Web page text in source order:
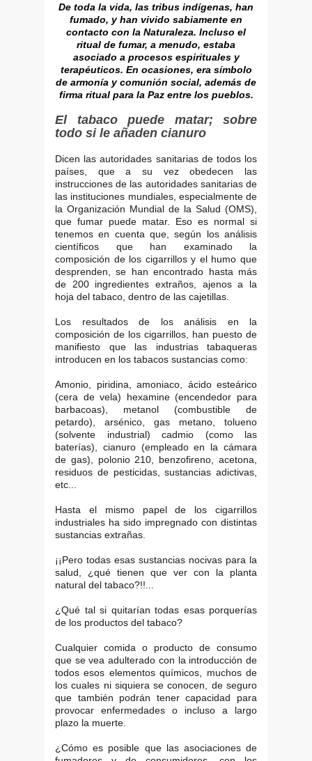
De toda la vida, las tribus indígenas, han
fumado, y han vivido sabiamente en
contacto con la Naturaleza. Incluso el
ritual de fumar, a menudo, estaba
asociado a procesos espirituales y
terapéuticos. En ocasiones, era símbolo
de armonía y comunión social, además de
firma ritual para la Paz entre los pueblos.
El tabaco puede matar; sobre
todo si le añaden cianuro
Dicen las autoridades sanitarias de todos los
países, que a su vez obedecen las
instrucciones de las autoridades sanitarias de
las instituciones mundiales, especialmente de
la Organización Mundial de la Salud (OMS),
que fumar puede matar. Eso es normal si
tenemos en cuenta que, según los análisis
científicos que han examinado la
composición de los cigarrillos y el humo que
desprenden, se han encontrado hasta más
de 200 ingredientes extraños, ajenos a la
hoja del tabaco, dentro de las cajetillas.
Los resultados de los análisis en la
composición de los cigarrillos, han puesto de
manifiesto que las industrias tabaqueras
introducen en los tabacos sustancias como:
Amonio, piridina, amoniaco, ácido esteárico
(cera de vela) hexamine (encendedor para
barbacoas), metanol (combustible de
petardo), arsénico, gas metano, tolueno
(solvente industrial) cadmio (como las
baterías), cianuro (empleado en la cámara
de gas), polonio 210, benzofireno, acetona,
residuos de pesticidas, sustancias adictivas,
etc...
Hasta el mismo papel de los cigarrillos
industriales ha sido impregnado con distintas
sustancias extrañas.
¡¡Pero todas esas sustancias nocivas para la
salud, ¿qué tienen que ver con la planta
natural del tabaco?!!...
¿Qué tal si quitarían todas esas porquerías
de los productos del tabaco?
Cualquier comida o producto de consumo
que se vea adulterado con la introducción de
todos esos elementos químicos, muchos de
los cuales ni siquiera se conocen, de seguro
que también podrán tener capacidad para
provocar enfermedades o incluso a largo
plazo la muerte.
¿Cómo es posible que las asociaciones de